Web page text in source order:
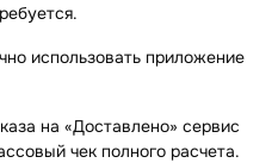
использовать приложение
на «Доставлено» сервис
чек полного расчета.